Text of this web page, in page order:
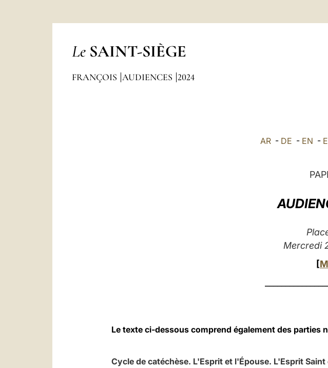
Le SAINT-SIÈGE
FRANÇOIS AUDIENCES 2024
AR- DE - EN -
Mercredi
[
Le texte ci-dessous comprend également des parties
Cycle de catéchèse. L'Esprit et l'Épouse. L'Esprit